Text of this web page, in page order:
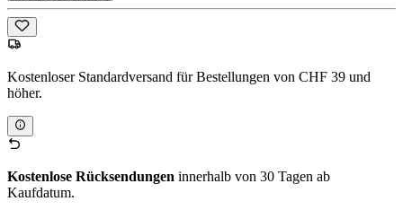
Kostenloser Standardversand für Bestellungen von CHF 39 und
höher.
Kostenlose Rücksendungen innerhalb von 30 Tagen ab
Kaufdatum.